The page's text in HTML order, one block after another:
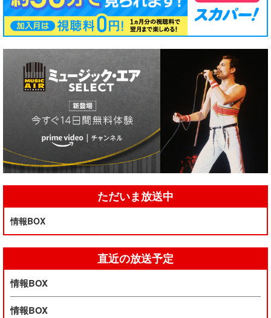
ただいま放送中
情報BOX
直近の放送予定
情報BOX
情報BOX